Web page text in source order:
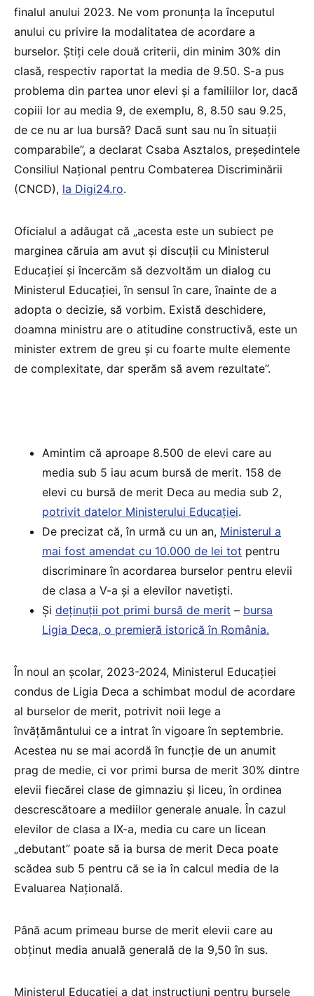
finalul anului 2023. Ne vom pronunța la începutul
anului cu privire la modalitatea de acordare a
burselor. Știți cele două criterii, din minim 30% din
clasă, respectiv raportat la media de 9.50. S-a pus
problema din partea unor elevi și a familiilor lor, dacă
copiii lor au media 9, de exemplu, 8, 8.50 sau 9.25,
de ce nu ar lua bursă? Dacă sunt sau nu în situații
comparabile”, a declarat Csaba Asztalos, președintele
Consiliul Național pentru Combaterea Discriminării
(CNCD), la Digi24.ro.
Oficialul a adăugat că „acesta este un subiect pe
marginea căruia am avut și discuții cu Ministerul
Educației și încercăm să dezvoltăm un dialog cu
Ministerul Educației, în sensul în care, înainte de a
adopta o decizie, să vorbim. Există deschidere,
doamna ministru are o atitudine constructivă, este un
minister extrem de greu și cu foarte multe elemente
de complexitate, dar sperăm să avem rezultate”.
Amintim că aproape 8.500 de elevi care au
media sub 5 iau acum bursă de merit. 158 de
elevi cu bursă de merit Deca au media sub 2,
potrivit datelor Ministerului Educației.
De precizat că, în urmă cu un an, Ministerul a
mai fost amendat cu 10.000 de lei tot pentru
discriminare în acordarea burselor pentru elevii
de clasa a V-a și a elevilor navetiști.
Și deținuții pot primi bursă de merit – bursa
Ligia Deca, o premieră istorică în România.
În noul an școlar, 2023-2024, Ministerul Educației
condus de Ligia Deca a schimbat modul de acordare
al burselor de merit, potrivit noii lege a
învățământului ce a intrat în vigoare în septembrie.
Acestea nu se mai acordă în funcție de un anumit
prag de medie, ci vor primi bursa de merit 30% dintre
elevii fiecărei clase de gimnaziu și liceu, în ordinea
descrescătoare a mediilor generale anuale. În cazul
elevilor de clasa a IX-a, media cu care un licean
„debutant” poate să ia bursa de merit Deca poate
scădea sub 5 pentru că se ia în calcul media de la
Evaluarea Națională.
Până acum primeau burse de merit elevii care au
obținut media anuală generală de la 9,50 în sus.
Ministerul Educației a dat instrucțiuni pentru bursele